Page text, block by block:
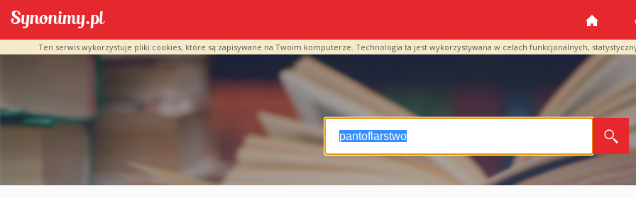
Ten serwis wykorzystuje pliki cookies, które są zapisywane na Twoim komputerze. Technologia ta jest wykorzystywana w celach funkcjonalnych,